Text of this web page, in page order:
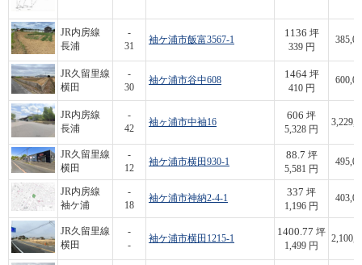
JR内房線
長浦
-
31
袖ケ浦市飯富3567-1
1136 坪
339 円
JR久留里線
横田
-
30
袖ケ浦市谷中608
1464坪
410 円
JR内房線
長浦
-
42
袖ヶ浦市中袖16
606 坪
5,328 円
JR久留里線
横田
-
12
袖ケ浦市横田930-1
88.7 坪
5,581 円
JR内房線
袖ケ浦
-
18
袖ケ浦市神納2-4-1
337 坪
1,196 円
JR久留里線
横田
-
-
袖ケ浦市横田1215-1
1400.77 坪
1,499 円